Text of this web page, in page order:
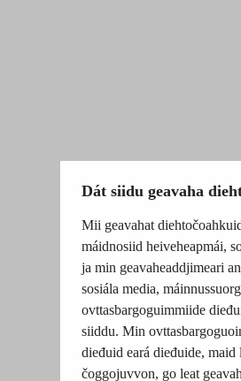
Dát siidu geavaha
Mii geavahat
máidnosiid heiveheapmái,
ja min geavaheaddjimeari
sosiála media,
ovttasbargoguimmiide
siiddu. Min
dieđuid eará dieđuide, maid
čoggojuvvon, go leat